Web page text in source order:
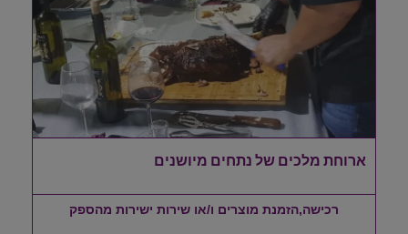
ארוחת מלכים של נתחים מיושנים
רכישה,הזמנת מוצרים ו/או שירות ישירות מהספק